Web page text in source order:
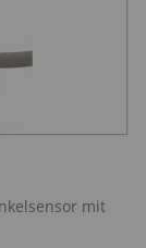
mit